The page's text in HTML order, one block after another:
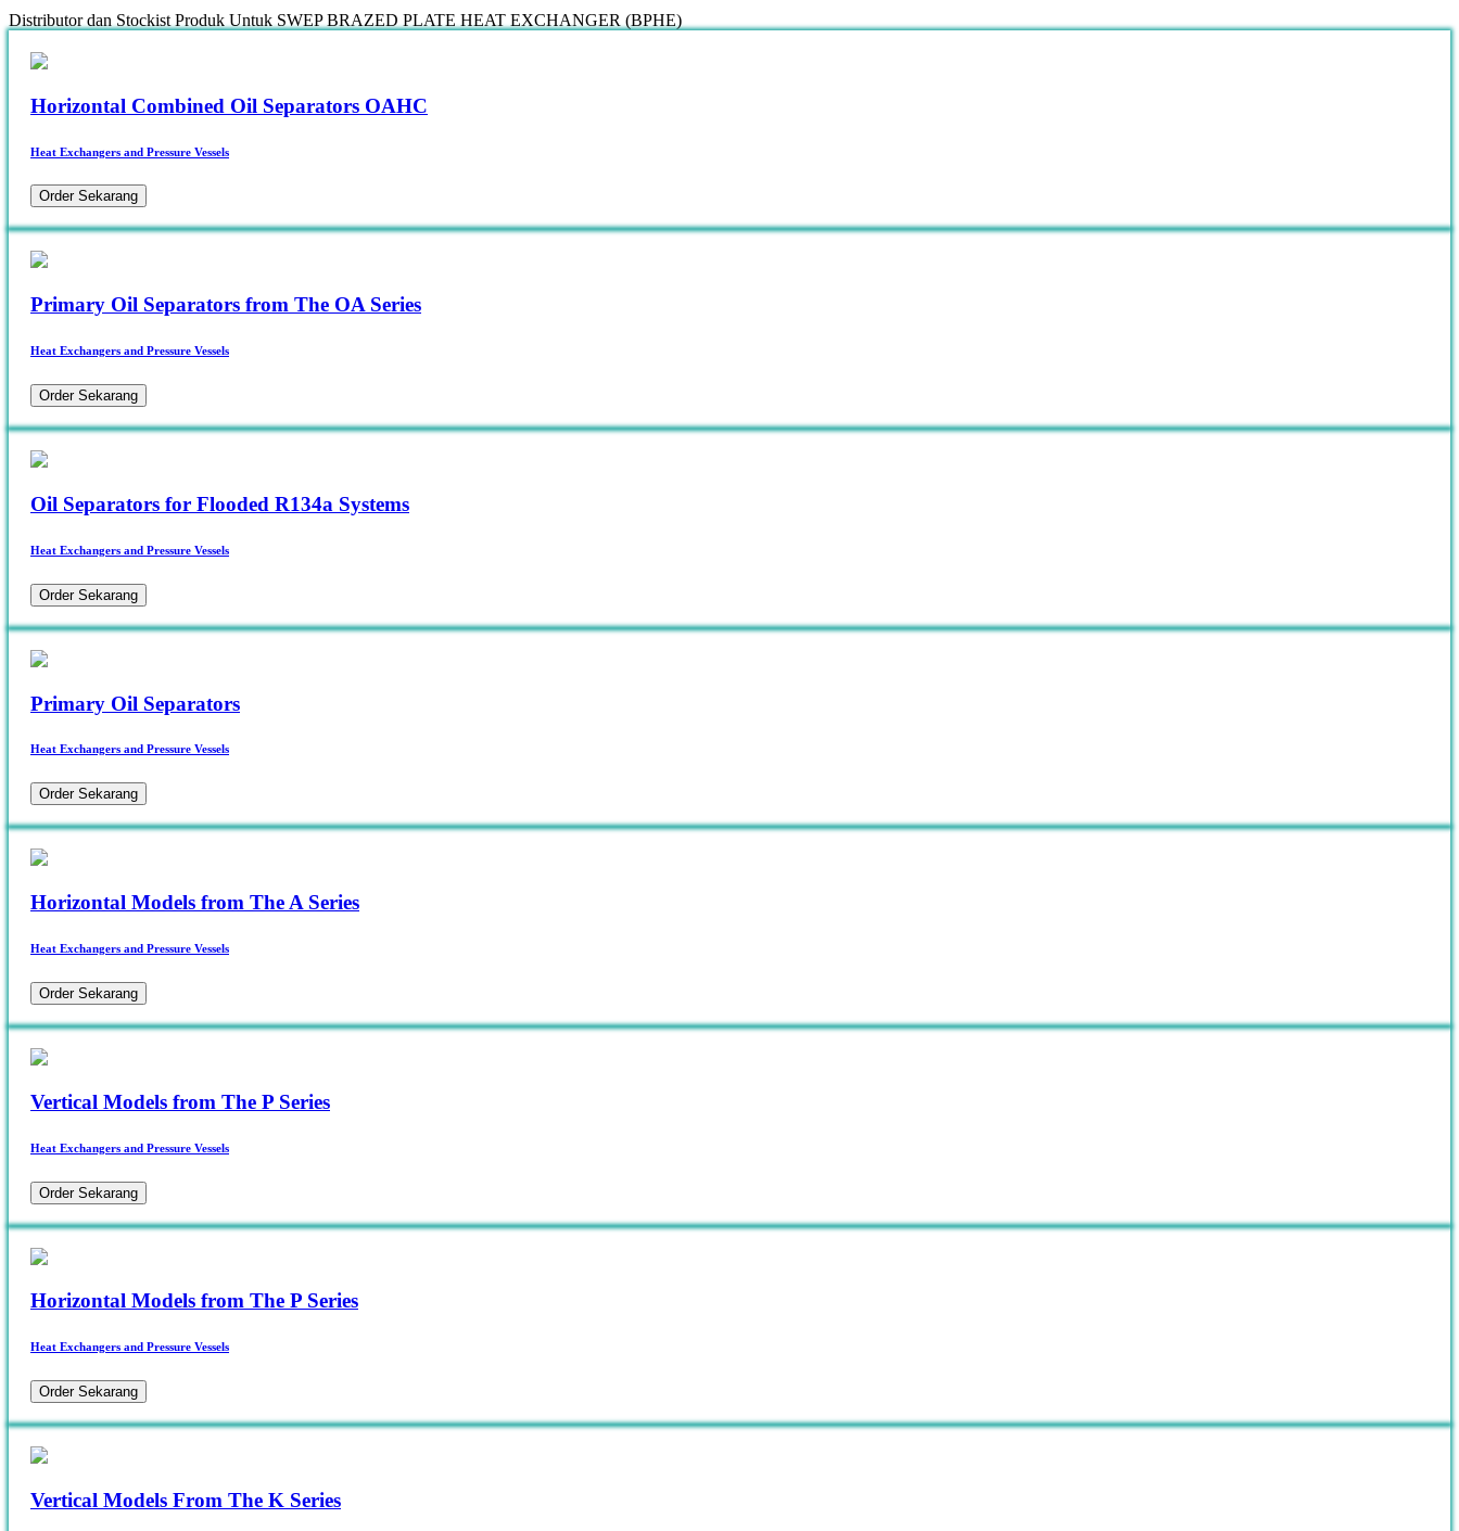
Distributor dan Stockist Produk Untuk SWEP BRAZED PLATE HEAT EXCHANGER (BPHE)
Horizontal Combined Oil Separators OAHC
Heat Exchangers and Pressure Vessels
Order Sekarang
Primary Oil Separators from The OA Series
Heat Exchangers and Pressure Vessels
Order Sekarang
Oil Separators for Flooded R134a Systems
Heat Exchangers and Pressure Vessels
Order Sekarang
Primary Oil Separators
Heat Exchangers and Pressure Vessels
Order Sekarang
Horizontal Models from The A Series
Heat Exchangers and Pressure Vessels
Order Sekarang
Vertical Models from The P Series
Heat Exchangers and Pressure Vessels
Order Sekarang
Horizontal Models from The P Series
Heat Exchangers and Pressure Vessels
Order Sekarang
Vertical Models From The K Series